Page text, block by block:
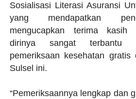
Sosialisasi Literasi Asuransi
yang mendapatkan
mengucapkan terima kasih
dirinya sangat terbantu
pemeriksaan kesehatan
Sulsel ini.
“Pemeriksaannya lengkap dan